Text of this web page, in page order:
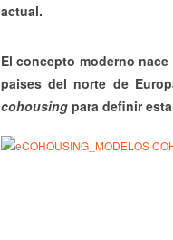
actual.
El concepto moderno
paises del norte de
cohousing para definir